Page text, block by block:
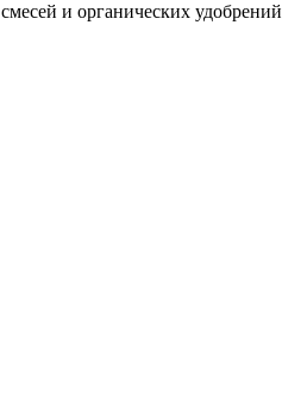
и органических удобрений